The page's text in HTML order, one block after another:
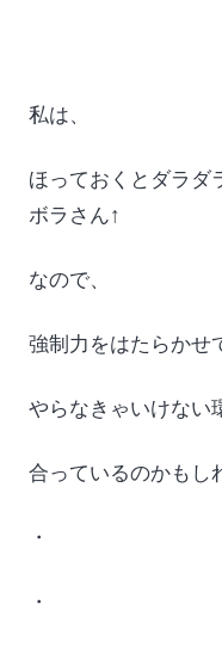
私は、
ほっておくとダラダ
ボラさん↑
なので、
強制力をはたらかせ
やらなきゃいけない
合っているのかもし
・
・